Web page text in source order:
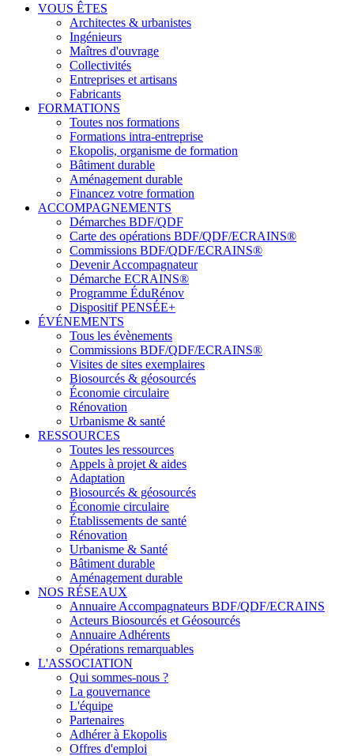
VOUS ÊTES
Architectes & urbanistes
Ingénieurs
Maîtres d'ouvrage
Collectivités
Entreprises et artisans
Fabricants
FORMATIONS
Toutes nos formations
Formations intra-entreprise
Ekopolis, organisme de formation
Bâtiment durable
Aménagement durable
Financez votre formation
ACCOMPAGNEMENTS
Démarches BDF/QDF
Carte des opérations BDF/QDF/ECRAINS®
Commissions BDF/QDF/ECRAINS®
Devenir Accompagnateur
Démarche ECRAINS®
Programme ÉduRénov
Dispositif PENSÉE+
ÉVÉNEMENTS
Tous les évènements
Commissions BDF/QDF/ECRAINS®
Visites de sites exemplaires
Biosourcés & géosourcés
Économie circulaire
Rénovation
Urbanisme & santé
RESSOURCES
Toutes les ressources
Appels à projet & aides
Adaptation
Biosourcés & géosourcés
Économie circulaire
Établissements de santé
Rénovation
Urbanisme & Santé
Bâtiment durable
Aménagement durable
NOS RÉSEAUX
Annuaire Accompagnateurs BDF/QDF/ECRAINS
Acteurs Biosourcés et Géosourcés
Annuaire Adhérents
Opérations remarquables
L'ASSOCIATION
Qui sommes-nous ?
La gouvernance
L'équipe
Partenaires
Adhérer à Ekopolis
Offres d'emploi